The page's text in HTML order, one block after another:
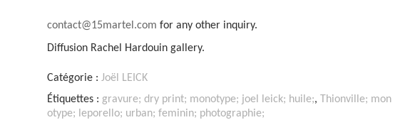
contact@15martel.com for any other inquiry.
Diffusion Rachel Hardouin gallery.
Catégorie :Joël LEICK
Étiquettes : gravure; dry print; monotype; joel leick; huile;,
Thionville; mon
otype; leporello; urban; feminin; photographie;